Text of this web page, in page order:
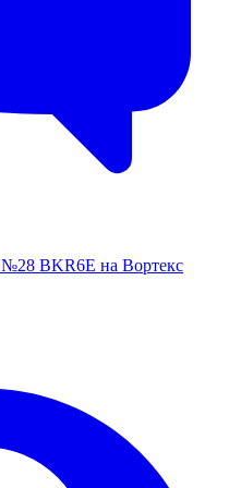
BKR6E на Вортекс